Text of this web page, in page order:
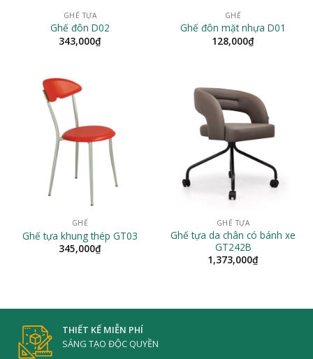
GHẾ TỰA
Ghế đôn D02
343,000₫
GHẾ
Ghế đôn mặt nhựa D01
128,000₫
GHẾ
Ghế tựa khung thép GT03
345,000₫
GHẾ TỰA
Ghế tựa da chân có bánh xe
GT242B
1,373,000₫
THIẾT KẾ MIỄN PHÍ
SÁNG TẠO ĐỘC QUYỀN